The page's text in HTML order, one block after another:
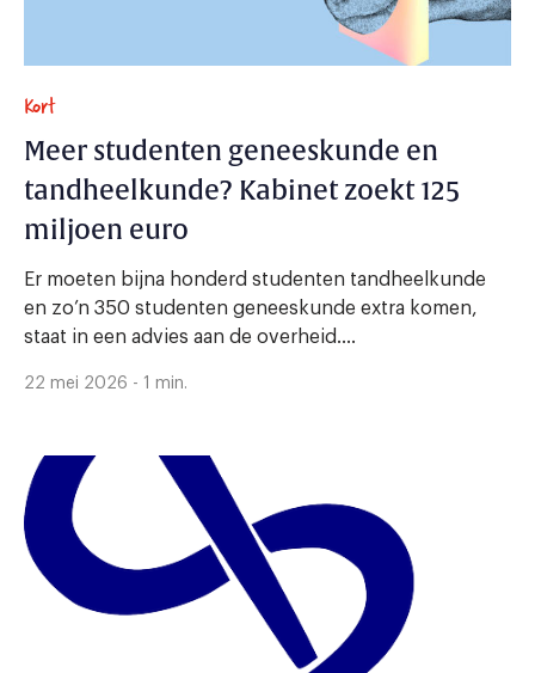
Kort
Meer studenten geneeskunde en
tandheelkunde? Kabinet zoekt 125
miljoen euro
Er moeten bijna honderd studenten tandheelkunde
en zo’n 350 studenten geneeskunde extra komen,
staat in een advies aan de overheid....
22 mei 2026 - 1 min.